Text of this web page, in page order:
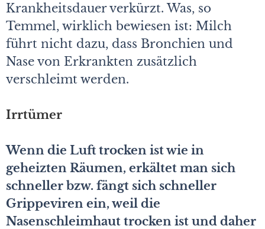
Krankheitsdauer verkürzt. Was, so
Temmel, wirklich bewiesen ist: Milch
führt nicht dazu, dass Bronchien und
Nase von Erkrankten zusätzlich
verschleimt werden.
Irrtümer
Wenn die Luft trocken ist wie in
geheizten Räumen, erkältet man sich
schneller bzw. fängt sich schneller
Grippeviren ein, weil die
Nasenschleimhaut trocken ist und daher